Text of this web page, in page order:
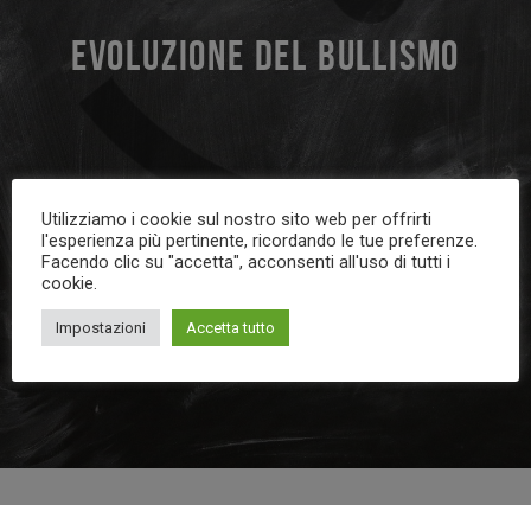
EVOLUZIONE DEL BULLISMO
Utilizziamo i cookie sul nostro sito web per offrirti
l'esperienza più pertinente, ricordando le tue preferenze.
Facendo clic su "accetta", acconsenti all'uso di tutti i
cookie.
Impostazioni Accetta tutto